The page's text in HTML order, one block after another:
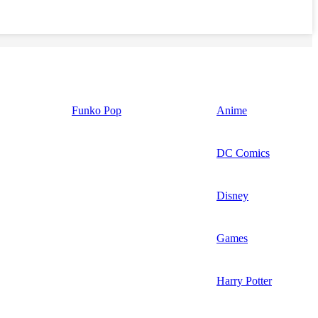
Funko Pop Anime
DC Comics
Disney
Games
Harry Potter